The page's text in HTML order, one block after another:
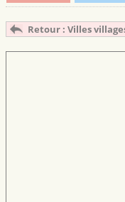
Retour : Villes